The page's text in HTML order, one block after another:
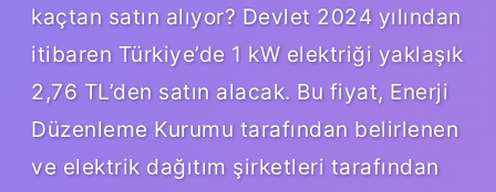
kaçtan satın alıyor? Devlet 2024 yılından
itibaren Türkiye’de 1 kW elektriği yaklaşık
2,76 TL’den satın alacak. Bu fiyat, Enerji
Düzenleme Kurumu tarafından belirlenen
ve elektrik dağıtım şirketleri tarafından